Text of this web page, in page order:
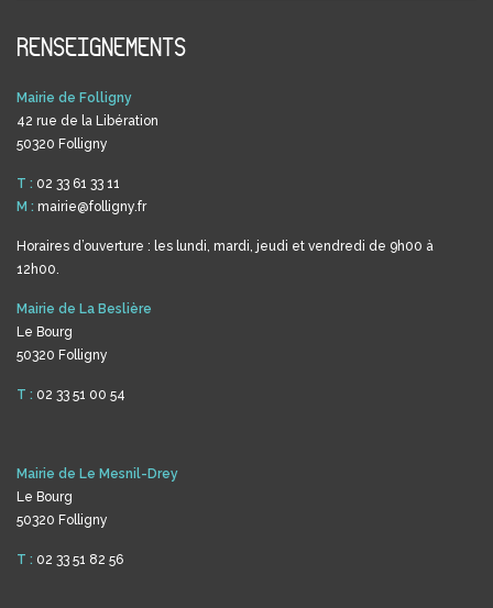
RENSEIGNEMENTS
Mairie de Folligny
42 rue de la Libération
50320 Folligny
T : 02 33 61 33 11
M : mairie@folligny.fr
Horaires d’ouverture : les lundi, mardi, jeudi et vendredi de 9h00 à
12h00.
Mairie de La Beslière
Le Bourg
50320 Folligny
T : 02 33 51 00 54
Mairie de Le Mesnil-Drey
Le Bourg
50320 Folligny
T : 02 33 51 82 56